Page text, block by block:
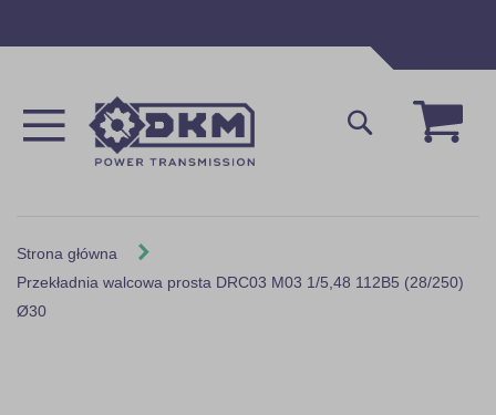
Mój
Szukaj
Strona główna
Przekładnia walcowa prosta DRC03 M03 1/5,48 112B5 (28/250)
Ø30